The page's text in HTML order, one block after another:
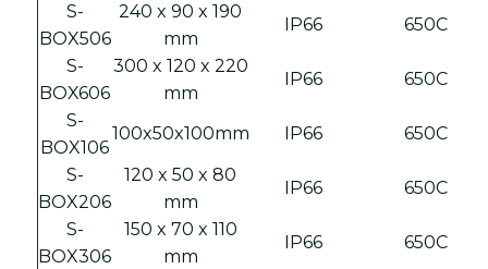
S-
BOX506
240 x 90 x 190
mm
IP66
650C
S-
BOX606
300 x 120 x 220
mm
IP66
650C
S-
BOX106
100x50x100mm IP66
650C
S-
BOX206
120 x 50 x 80
mm
IP66
650C
S-
BOX306
150 x 70 x 110
mm
IP66
650C